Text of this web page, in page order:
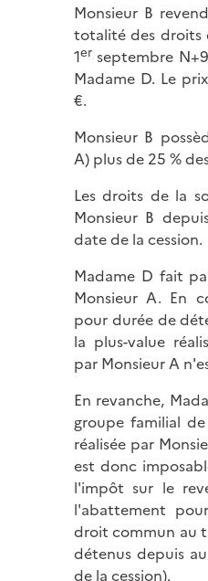
Monsieur B
totalité des droits
1erseptembre
Madame D. Le
€.
Monsieur B
A) plus de 25 %
Les droits de la
Monsieur B
date de la cession.
Madame D fait
Monsieur A. En
pour durée de
la plus-value
par Monsieur A
En revanche,
groupe familial
réalisée par
est donc
l'impôt sur le
l'abattement
droit commun au
détenus depuis
de la cession).